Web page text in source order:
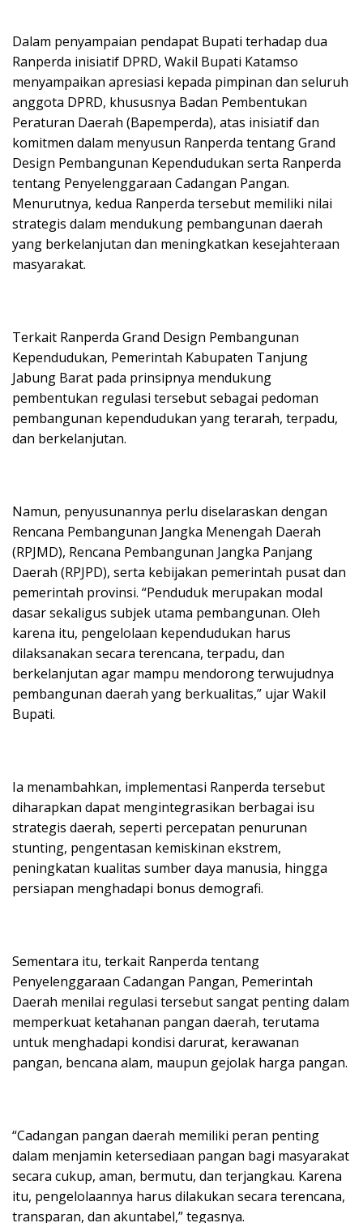
Dalam penyampaian pendapat Bupati terhadap dua
Ranperda inisiatif DPRD, Wakil Bupati Katamso
menyampaikan apresiasi kepada pimpinan dan seluruh
anggota DPRD, khususnya Badan Pembentukan
Peraturan Daerah (Bapemperda), atas inisiatif dan
komitmen dalam menyusun Ranperda tentang Grand
Design Pembangunan Kependudukan serta Ranperda
tentang Penyelenggaraan Cadangan Pangan.
Menurutnya, kedua Ranperda tersebut memiliki nilai
strategis dalam mendukung pembangunan daerah
yang berkelanjutan dan meningkatkan kesejahteraan
masyarakat.
Terkait Ranperda Grand Design Pembangunan
Kependudukan, Pemerintah Kabupaten Tanjung
Jabung Barat pada prinsipnya mendukung
pembentukan regulasi tersebut sebagai pedoman
pembangunan kependudukan yang terarah, terpadu,
dan berkelanjutan.
Namun, penyusunannya perlu diselaraskan dengan
Rencana Pembangunan Jangka Menengah Daerah
(RPJMD), Rencana Pembangunan Jangka Panjang
Daerah (RPJPD), serta kebijakan pemerintah pusat dan
pemerintah provinsi. “Penduduk merupakan modal
dasar sekaligus subjek utama pembangunan. Oleh
karena itu, pengelolaan kependudukan harus
dilaksanakan secara terencana, terpadu, dan
berkelanjutan agar mampu mendorong terwujudnya
pembangunan daerah yang berkualitas,” ujar Wakil
Bupati.
Ia menambahkan, implementasi Ranperda tersebut
diharapkan dapat mengintegrasikan berbagai isu
strategis daerah, seperti percepatan penurunan
stunting, pengentasan kemiskinan ekstrem,
peningkatan kualitas sumber daya manusia, hingga
persiapan menghadapi bonus demografi.
Sementara itu, terkait Ranperda tentang
Penyelenggaraan Cadangan Pangan, Pemerintah
Daerah menilai regulasi tersebut sangat penting dalam
memperkuat ketahanan pangan daerah, terutama
untuk menghadapi kondisi darurat, kerawanan
pangan, bencana alam, maupun gejolak harga pangan.
“Cadangan pangan daerah memiliki peran penting
dalam menjamin ketersediaan pangan bagi masyarakat
secara cukup, aman, bermutu, dan terjangkau. Karena
itu, pengelolaannya harus dilakukan secara terencana,
transparan, dan akuntabel,” tegasnya.